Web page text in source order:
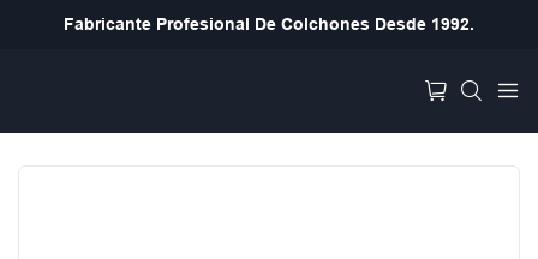
Fabricante Profesional De Colchones Desde 1992.